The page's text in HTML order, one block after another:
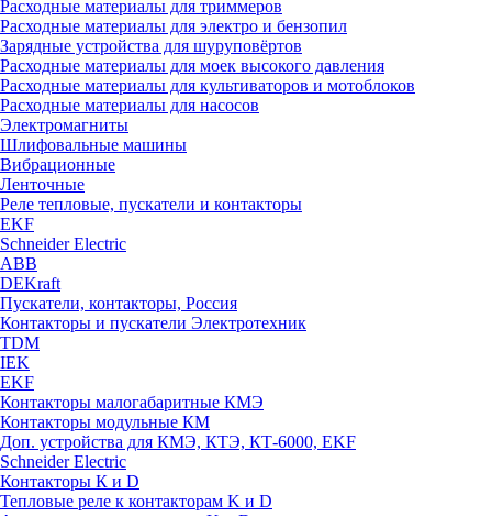
Расходные материалы для триммеров
Расходные материалы для электро и бензопил
Зарядные устройства для шуруповёртов
Расходные материалы для моек высокого давления
Расходные материалы для культиваторов и мотоблоков
Расходные материалы для насосов
Электромагниты
Шлифовальные машины
Вибрационные
Ленточные
Реле тепловые, пускатели и контакторы
EKF
Schneider Electric
ABB
DEKraft
Пускатели, контакторы, Россия
Контакторы и пускатели Электротехник
TDM
IEK
EKF
Контакторы малогабаритные КМЭ
Контакторы модульные КМ
Доп. устройства для КМЭ, КТЭ, КТ-6000, EKF
Schneider Electric
Контакторы К и D
Тепловые реле к контакторам K и D